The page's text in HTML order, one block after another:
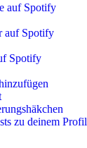
auf Spotify
auf Spotify
Spotify
zu deinem Profil